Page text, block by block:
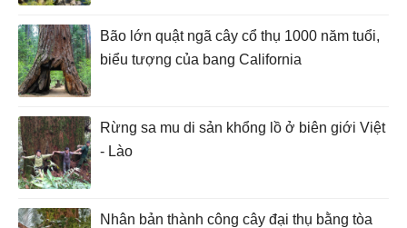
Bão lớn quật ngã cây cổ thụ 1000 năm tuổi,
biểu tượng của bang California
Rừng sa mu di sản khổng lồ ở biên giới Việt
- Lào
Nhân bản thành công cây đại thụ bằng tòa